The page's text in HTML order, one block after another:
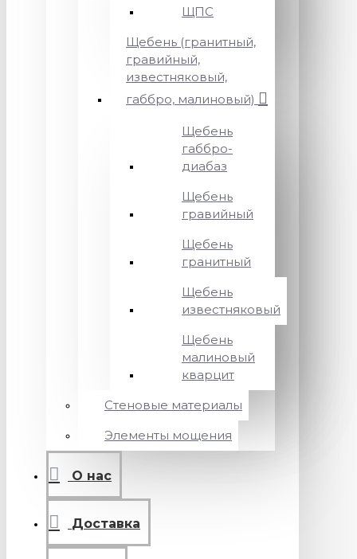
ЩПС
Щебень (гранитный,
гравийный,
известняковый,
габбро, малиновый)
Щебень
габбро-
диабаз
Щебень
гравийный
Щебень
гранитный
Щебень
известняковый
Щебень
малиновый
кварцит
Стеновые материалы
Элементы мощения
О нас
Доставка